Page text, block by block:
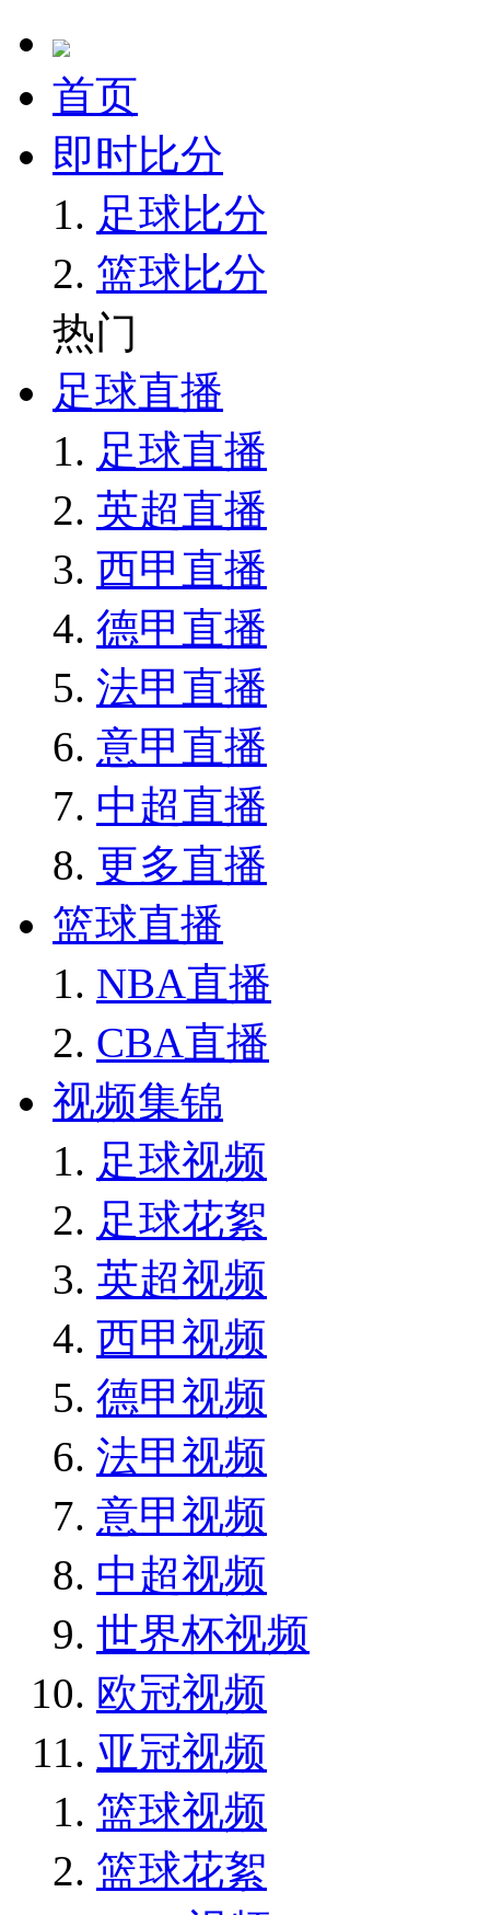
首页
即时比分
足球比分
篮球比分
热门
足球直播
足球直播
英超直播
西甲直播
德甲直播
法甲直播
意甲直播
中超直播
更多直播
篮球直播
NBA直播
CBA直播
视频集锦
足球视频
足球花絮
英超视频
西甲视频
德甲视频
法甲视频
意甲视频
中超视频
世界杯视频
欧冠视频
亚冠视频
篮球视频
篮球花絮